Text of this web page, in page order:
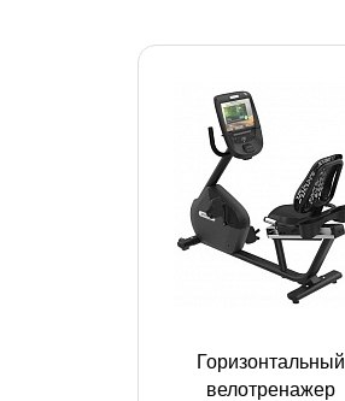
Горизонтальный
велотренажер